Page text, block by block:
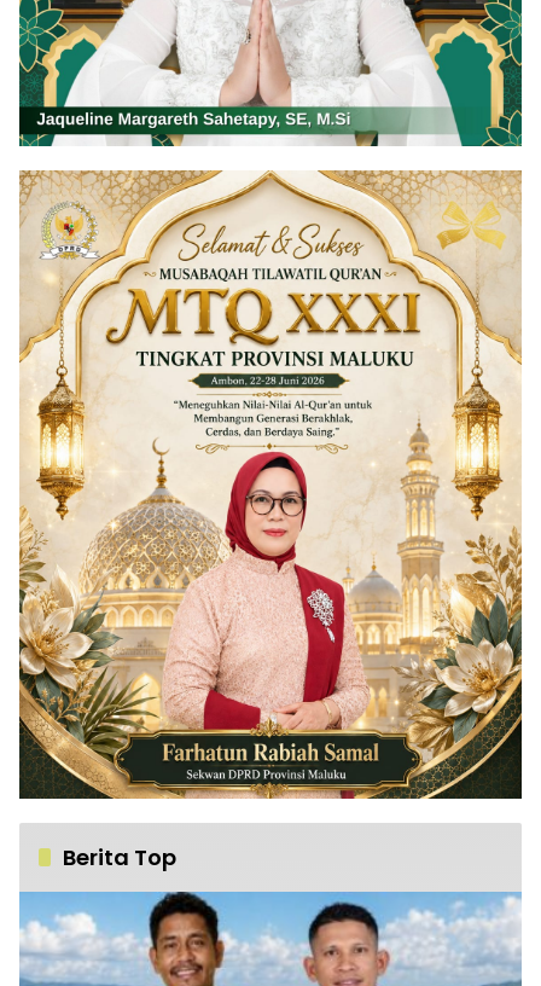
Berita Top